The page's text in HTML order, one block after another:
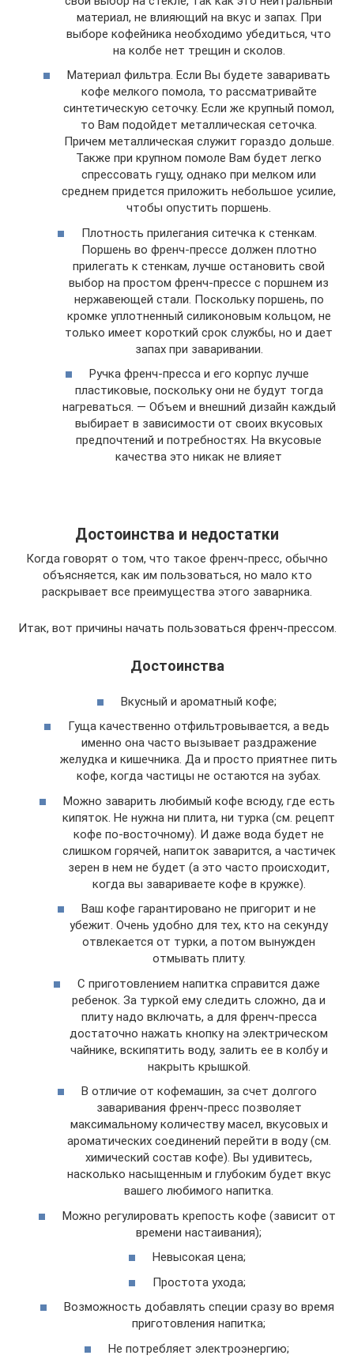
материал, не влияющий на вкус и запах. При
выборе кофейника необходимо убедиться, что
на колбе нет трещин и сколов.
Материал фильтра. Если Вы будете заваривать
кофе мелкого помола, то рассматривайте
синтетическую сеточку. Если же крупный помол,
то Вам подойдет металлическая сеточка.
Причем металлическая служит гораздо дольше.
Также при крупном помоле Вам будет легко
спрессовать гущу, однако при мелком или
среднем придется приложить небольшое усилие,
чтобы опустить поршень.
Плотность прилегания ситечка к стенкам.
Поршень во френч-прессе должен плотно
прилегать к стенкам, лучше остановить свой
выбор на простом френч-прессе с поршнем из
нержавеющей стали. Поскольку поршень, по
кромке уплотненный силиконовым кольцом, не
только имеет короткий срок службы, но и дает
запах при заваривании.
Ручка френч-пресса и его корпус лучше
пластиковые, поскольку они не будут тогда
нагреваться. — Объем и внешний дизайн каждый
выбирает в зависимости от своих вкусовых
предпочтений и потребностях. На вкусовые
качества это никак не влияет
Достоинства и недостатки
Когда говорят о том, что такое френч-пресс, обычно
объясняется, как им пользоваться, но мало кто
раскрывает все преимущества этого заварника.
Итак, вот причины начать пользоваться френч-прессом.
Достоинства
Вкусный и ароматный кофе;
Гуща качественно отфильтровывается, а ведь
именно она часто вызывает раздражение
желудка и кишечника. Да и просто приятнее пить
кофе, когда частицы не остаются на зубах.
Можно заварить любимый кофе всюду, где есть
кипяток. Не нужна ни плита, ни турка (см. рецепт
кофе по-восточному). И даже вода будет не
слишком горячей, напиток заварится, а частичек
зерен в нем не будет (а это часто происходит,
когда вы завариваете кофе в кружке).
Ваш кофе гарантировано не пригорит и не
убежит. Очень удобно для тех, кто на секунду
отвлекается от турки, а потом вынужден
отмывать плиту.
С приготовлением напитка справится даже
ребенок. За туркой ему следить сложно, да и
плиту надо включать, а для френч-пресса
достаточно нажать кнопку на электрическом
чайнике, вскипятить воду, залить ее в колбу и
накрыть крышкой.
В отличие от кофемашин, за счет долгого
заваривания френч-пресс позволяет
максимальному количеству масел, вкусовых и
ароматических соединений перейти в воду (см.
химический состав кофе). Вы удивитесь,
насколько насыщенным и глубоким будет вкус
вашего любимого напитка.
Можно регулировать крепость кофе (зависит от
времени настаивания);
Невысокая цена;
Простота ухода;
Возможность добавлять специи сразу во время
приготовления напитка;
Не потребляет электроэнергию;